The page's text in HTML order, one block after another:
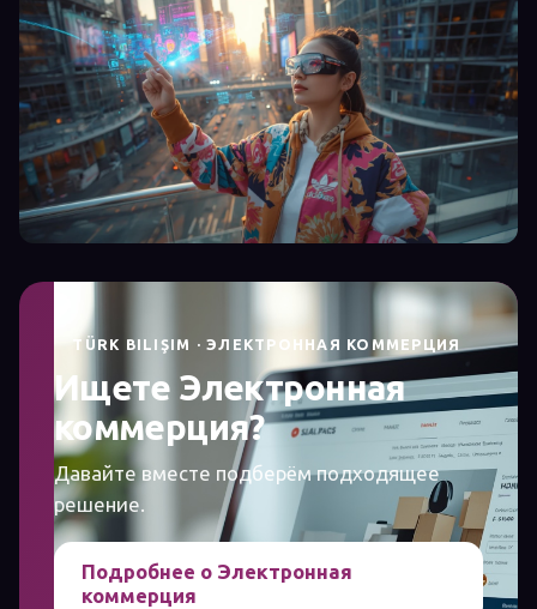
TÜRK BILIŞIM · ЭЛЕКТРОННАЯ КОММЕРЦИЯ
Ищете Электронная
коммерция?
Давайте вместе подберём подходящее
решение.
Подробнее о Электронная
коммерция